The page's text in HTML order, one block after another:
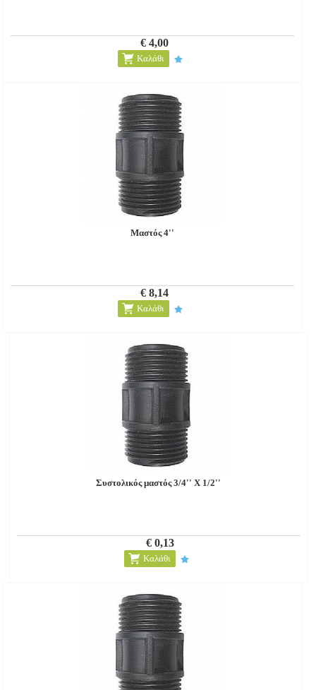
€ 4,00
Καλάθι
Μαστός 4''
€ 8,14
Καλάθι
Συστολικός μαστός 3/4'' Χ 1/2''
€ 0,13
Καλάθι